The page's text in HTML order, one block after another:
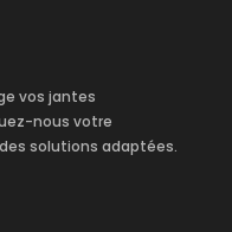
vos jantes
nous votre
solutions adaptées.